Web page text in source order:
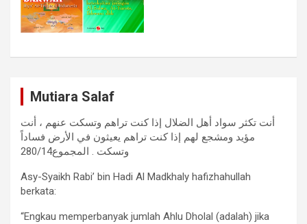
Mutiara Salaf
أنت تكثر سواد أهل الضلال إذا كنت تراهم وتسكت عنهم ، أنت
مؤيد ومشجع لهم إذا كنت تراهم يعيثون في الأرض فساداً
وتسكت . المجموع280/14
Asy-Syaikh Rabi’ bin Hadi Al Madkhaly hafizhahullah
berkata:
“Engkau memperbanyak jumlah Ahlu Dholal (adalah) jika